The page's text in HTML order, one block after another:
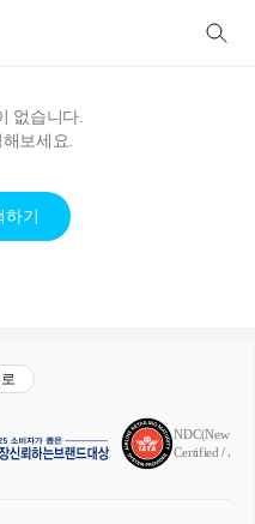
없습니다.
보세요.
하기